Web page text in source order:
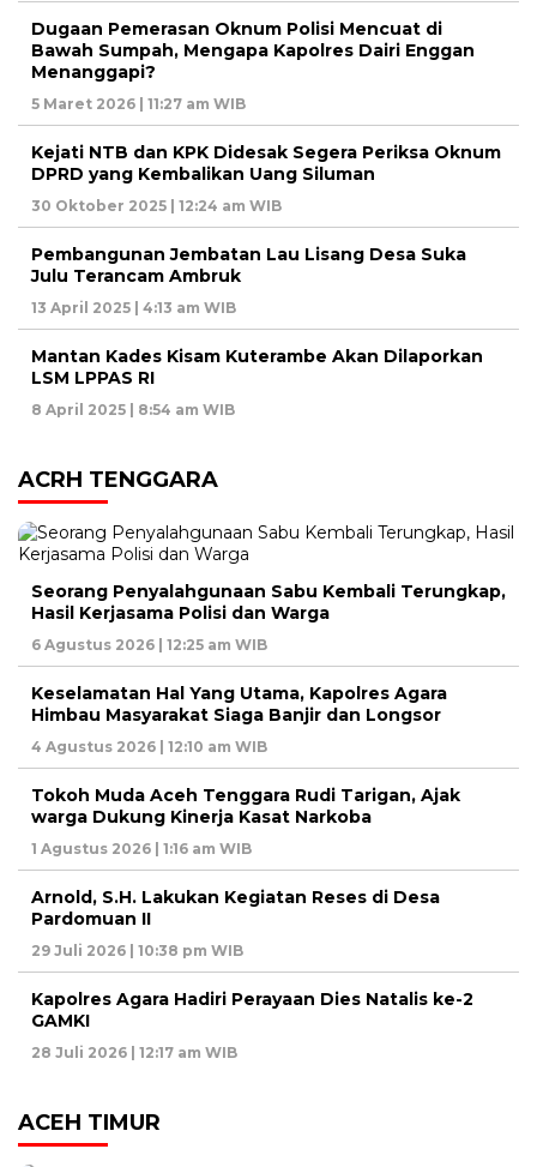
Dugaan Pemerasan Oknum Polisi Mencuat di
Bawah Sumpah, Mengapa Kapolres Dairi Enggan
Menanggapi?
5 Maret 2026 | 11:27 am WIB
Kejati NTB dan KPK Didesak Segera Periksa Oknum
DPRD yang Kembalikan Uang Siluman
30 Oktober 2025 | 12:24 am WIB
Pembangunan Jembatan Lau Lisang Desa Suka
Julu Terancam Ambruk
13 April 2025 | 4:13 am WIB
Mantan Kades Kisam Kuterambe Akan Dilaporkan
LSM LPPAS RI
8 April 2025 | 8:54 am WIB
ACRH TENGGARA
Seorang Penyalahgunaan Sabu Kembali Terungkap,
Hasil Kerjasama Polisi dan Warga
6 Agustus 2026 | 12:25 am WIB
Keselamatan Hal Yang Utama, Kapolres Agara
Himbau Masyarakat Siaga Banjir dan Longsor
4 Agustus 2026 | 12:10 am WIB
Tokoh Muda Aceh Tenggara Rudi Tarigan, Ajak
warga Dukung Kinerja Kasat Narkoba
1 Agustus 2026 | 1:16 am WIB
Arnold, S.H. Lakukan Kegiatan Reses di Desa
Pardomuan II
29 Juli 2026 | 10:38 pm WIB
Kapolres Agara Hadiri Perayaan Dies Natalis ke-2
GAMKI
28 Juli 2026 | 12:17 am WIB
ACEH TIMUR